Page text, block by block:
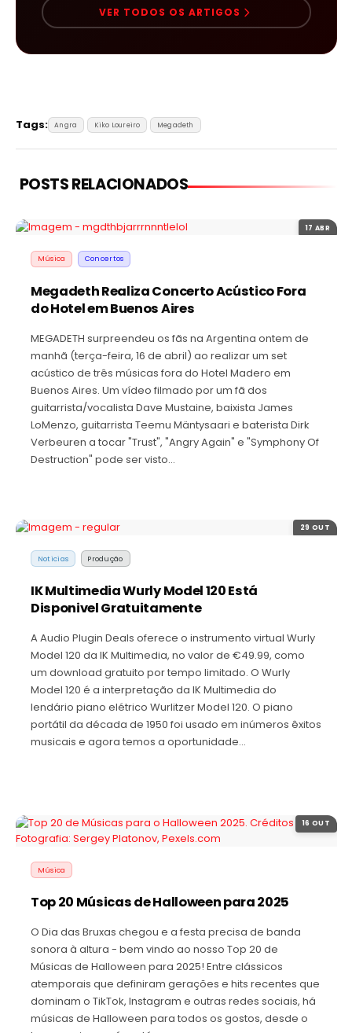
VER TODOS OS ARTIGOS
Tags: Angra Kiko Loureiro Megadeth
POSTS RELACIONADOS
17 ABR
Música Concertos
Megadeth Realiza Concerto Acústico Fora
do Hotel em Buenos Aires
MEGADETH surpreendeu os fãs na Argentina ontem de
manhã (terça-feira, 16 de abril) ao realizar um set
acústico de três músicas fora do Hotel Madero em
Buenos Aires. Um vídeo filmado por um fã dos
guitarrista/vocalista Dave Mustaine, baixista James
LoMenzo, guitarrista Teemu Mäntysaari e baterista Dirk
Verbeuren a tocar "Trust", "Angry Again" e "Symphony Of
Destruction" pode ser visto…
29 OUT
Noticias Produção
IK Multimedia Wurly Model 120 Está
Disponivel Gratuitamente
A Audio Plugin Deals oferece o instrumento virtual Wurly
Model 120 da IK Multimedia, no valor de €49.99, como
um download gratuito por tempo limitado. O Wurly
Model 120 é a interpretação da IK Multimedia do
lendário piano elétrico Wurlitzer Model 120. O piano
portátil da década de 1950 foi usado em inúmeros êxitos
musicais e agora temos a oportunidade…
16 OUT
Música
Top 20 Músicas de Halloween para 2025
O Dia das Bruxas chegou e a festa precisa de banda
sonora à altura - bem vindo ao nosso Top 20 de
Músicas de Halloween para 2025! Entre clássicos
atemporais que definiram gerações e hits recentes que
dominam o TikTok, Instagram e outras redes sociais, há
músicas de Halloween para todos os gostos, desde o